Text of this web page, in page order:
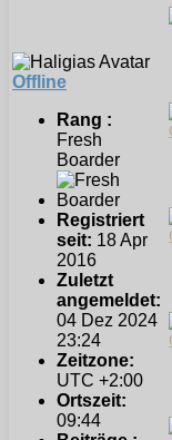
Offline
Rang :
Fresh
Boarder
Registriert
seit: 18 Apr
2016
Zuletzt
angemeldet:
04 Dez 2024
23:24
Zeitzone:
UTC +2:00
Ortszeit:
09:44